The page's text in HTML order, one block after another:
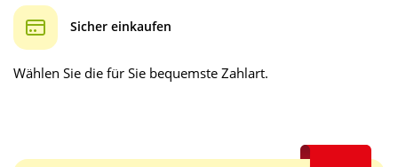
Sicher einkaufen
Wählen Sie die für Sie bequemste Zahlart.